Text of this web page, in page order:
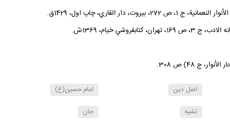
اصل دين امام حسين(ع)
تشيه جان